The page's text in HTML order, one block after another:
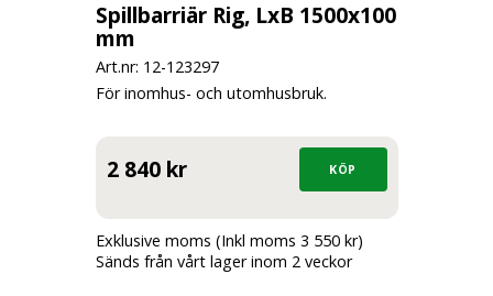
Spillbarriär Rig, LxB 1500x100
mm
Art.nr: 12-123297
För inomhus- och utomhusbruk.
2 840 kr
Exklusive moms (Inkl moms 3 550 kr)
Sänds från vårt lager inom 2 veckor